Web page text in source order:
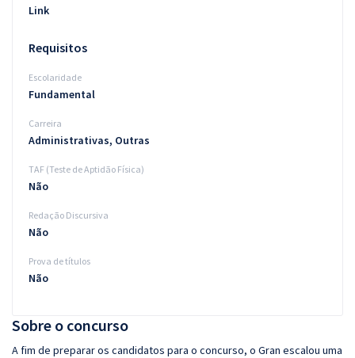
Sobre o concurso
A fim de preparar os candidatos para o concurso, o Gran escalou uma
Link
Requisitos
Escolaridade
Fundamental
Carreira
Administrativas, Outras
TAF (Teste de Aptidão Física)
Não
Redação Discursiva
Não
Prova de títulos
Não